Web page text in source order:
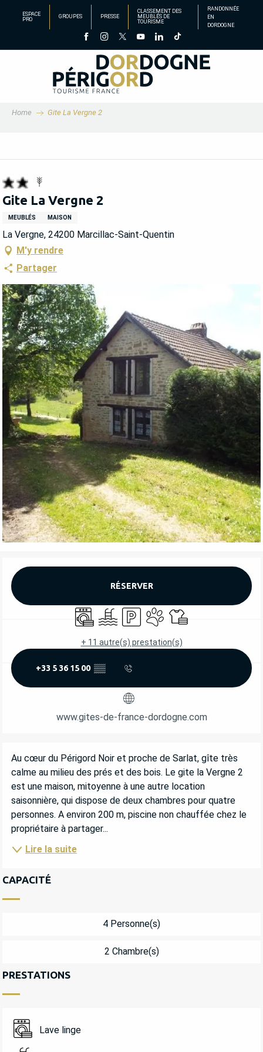
principal
ESPACE
PRO
GROUPES PRESSE
CLASSEMENT DES
MEUBLÉS DE
TOURISME
RANDONNÉE
EN
DORDOGNE
Home Gite La Vergne 2
Gite La Vergne 2
MEUBLÉS MAISON
La Vergne, 24200 Marcillac-Saint-Quentin
M'y rendre
Partager
OUVERTURE ET COORDONNÉES
RÉSERVER
Lave linge
PiscineParkingAnimaux acceptés
Draps et linge
+ 11 autre(s) prestation(s)
+33 5 36 15 00 ▒▒
www.gites-de-france-dordogne.com
DESCRIPTION
Au cœur du Périgord Noir et proche de Sarlat, gîte très
calme au milieu des prés et des bois. Le gite la Vergne 2
est une maison, mitoyenne à une autre location
saisonnière, qui dispose de deux chambres pour quatre
personnes. A environ 200 m, piscine non chauffée chez le
propriétaire à partager...
Lire la suite
CAPACITÉ
4 Personne(s)
2 Chambre(s)
PRESTATIONS
Lave linge